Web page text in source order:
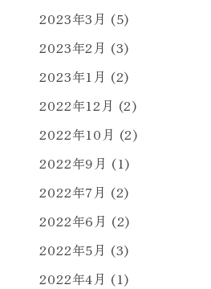
2023年3月 (5)
2023年2月 (3)
2023年1月 (2)
2022年12月 (2)
2022年10月 (2)
2022年9月 (1)
2022年7月 (2)
2022年6月 (2)
2022年5月 (3)
2022年4月 (1)